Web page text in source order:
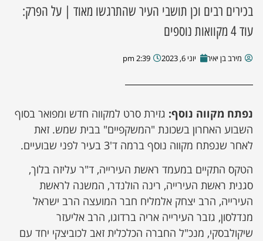
מקומית
עסקים
בכירים רבים וכן תושבי העיר שהתרגשו מאוד | על הפרק:
עוד 4 מקוואות נוספים
מירב בן יאיר יוני 6, 2023 2:39 pm
נפתח מקווה נוסף: גזירת סרט למקווה חדש ומפואר בסוף
השבוע האחרון בשכונת "המשקפיים" בבית שמש. זאת
לאחר שנפתח מקווה נוסף ברמה ד'3 בעיר לפני שבועיים.
הטקס התקיים במעמד ראשת העירייה, ד"ר עליזה בלוך,
סגנית ראשת העירייה, רינה הולנדר, המשנה לראשת
העירייה, הרב יצחק אלמליח חבר המועצה הרב ישראל
מנדלסון, גזבר העירייה אריה ברדוגו, הרב אליעזר
שיקולבסקי, מנכ"ל החברה הכלכלית זאב לכוביצקי יחד עם